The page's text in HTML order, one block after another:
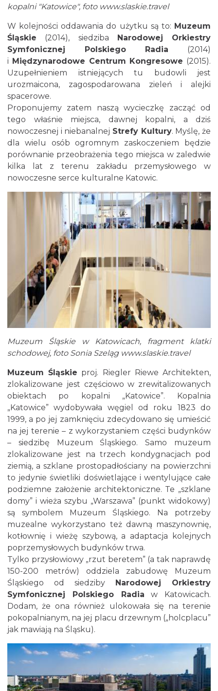
kopalni "Katowice", foto www.slaskie.travel
W kolejności oddawania do użytku są to: Muzeum
Śląskie (2014), siedziba Narodowej Orkiestry
Symfonicznej Polskiego Radia (2014)
i Międzynarodowe Centrum Kongresowe (2015).
Uzupełnieniem istniejących tu budowli jest
urozmaicona, zagospodarowana zieleń i alejki
spacerowe.
Proponujemy zatem naszą wycieczkę zacząć od
tego właśnie miejsca, dawnej kopalni, a dziś
nowoczesnej i niebanalnej Strefy Kultury. Myślę, że
dla wielu osób ogromnym zaskoczeniem będzie
porównanie przeobrażenia tego miejsca w zaledwie
kilka lat z terenu zakładu przemysłowego w
nowoczesne serce kulturalne Katowic.
Muzeum Śląskie w Katowicach, fragment klatki
schodowej, foto Sonia Szeląg www.slaskie.travel
Muzeum Śląskie proj. Riegler Riewe Architekten,
zlokalizowane jest częściowo w zrewitalizowanych
obiektach po kopalni „Katowice”. Kopalnia
„Katowice” wydobywała węgiel od roku 1823 do
1999, a po jej zamknięciu zdecydowano się umieścić
na jej terenie – z wykorzystaniem części budynków
– siedzibę Muzeum Śląskiego. Samo muzeum
zlokalizowane jest na trzech kondygnacjach pod
ziemią, a szklane prostopadłościany na powierzchni
to jedynie świetliki doświetlające i wentylujące całe
podziemne założenie architektoniczne. Te „szklane
domy” i wieża szybu „Warszawa” (punkt widokowy)
są symbolem Muzeum Śląskiego. Na potrzeby
muzealne wykorzystano też dawną maszynownię,
kotłownię i wieżę szybową, a adaptacja kolejnych
poprzemysłowych budynków trwa.
Tylko przysłowiowy „rzut beretem” (a tak naprawdę
150-200 metrów) oddziela zabudowę Muzeum
Śląskiego od siedziby
Narodowej Orkiestry
Symfonicznej Polskiego Radia w Katowicach.
Dodam, że ona również ulokowała się na terenie
pokopalnianym, na jej placu drzewnym („holcplacu”
jak mawiają na Śląsku).